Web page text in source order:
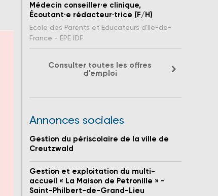
Médecin conseiller·e clinique,
Écoutant·e rédacteur·trice (F/H)
Ecole des Parents et Educateurs d'Ile-de-
France - EPE IDF
Consulter toutes les offres
d'emploi
Annonces sociales
Gestion du périscolaire de la ville de
Creutzwald
Gestion et exploitation du multi-
accueil « La Maison de Petronille » -
Saint-Philbert-de-Grand-Lieu